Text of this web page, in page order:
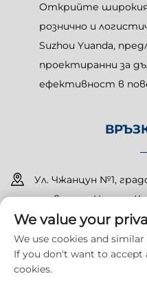
Открийте
рознично и
Suzhou Yuanda,
проектиранни за
ефективност в
Ул. Чжанцун №1,
провинция Цзянсу,
We value your
We use cookies and
If you don't want to accept
cookies.